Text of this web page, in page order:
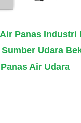
Panas Industri
Udara
Air Udara